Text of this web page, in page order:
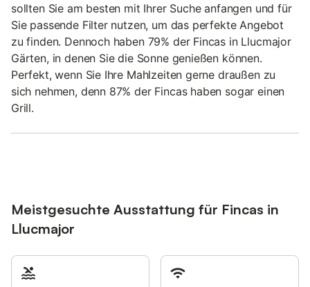
sollten Sie am besten mit Ihrer Suche anfangen und für
Sie passende Filter nutzen, um das perfekte Angebot
zu finden. Dennoch haben 79% der Fincas in Llucmajor
Gärten, in denen Sie die Sonne genießen können.
Perfekt, wenn Sie Ihre Mahlzeiten gerne draußen zu
sich nehmen, denn 87% der Fincas haben sogar einen
Grill.
Meistgesuchte Ausstattung für Fincas in
Llucmajor